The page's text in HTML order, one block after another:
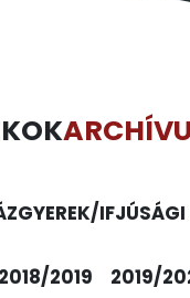
GYEREK/
2018/2019 2019/